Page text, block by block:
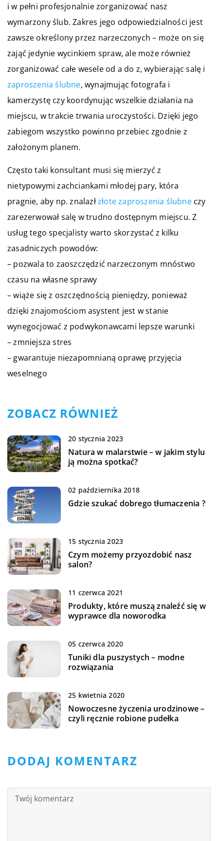
i w pełni profesjonalnie zorganizować nasz
wymarzony ślub. Zakres jego odpowiedzialności jest
zawsze określony przez narzeczonych – może on się
zająć jedynie wycinkiem spraw, ale może również
zorganizować całe wesele od a do z, wybierając salę i
zaproszenia ślubne, wynajmując fotografa i
kamerzystę czy koordynując wszelkie działania na
miejscu, w trakcie trwania uroczystości. Dzięki jego
zabiegom wszystko powinno przebiec zgodnie z
założonym planem.
Często taki konsultant musi się mierzyć z
nietypowymi zachciankami młodej pary, która
pragnie, aby np. znalazłzłote zaproszenia ślubneczy
zarezerwował salę w trudno dostępnym miejscu. Z
usług tego specjalisty warto skorzystać z kilku
zasadniczych powodów:
– pozwala to zaoszczędzić narzeczonym mnóstwo
czasu na własne sprawy
– wiąże się z oszczędnością pieniędzy, ponieważ
dzięki znajomościom asystent jest w stanie
wynegocjować z podwykonawcami lepsze warunki
– zmniejsza stres
– gwarantuje niezapomnianą oprawę przyjęcia
weselnego
ZOBACZ RÓWNIEŻ
20 stycznia 2023
Natura w malarstwie – w jakim stylu
ją można spotkać?
02 października 2018
Gdzie szukać dobrego tłumaczenia ?
15 stycznia 2023
Czym możemy przyozdobić nasz
salon?
11 czerwca 2021
Produkty, które muszą znaleźć się w
wyprawce dla noworodka
05 czerwca 2020
Tuniki dla puszystych – modne
rozwiązania
25 kwietnia 2020
Nowoczesne życzenia urodzinowe –
czyli ręcznie robione pudełka
DODAJ KOMENTARZ